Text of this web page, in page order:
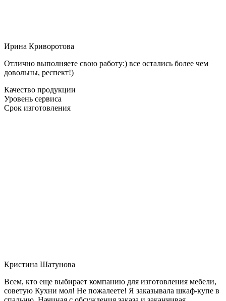
Ирина Криворотова
Отлично выполняете свою работу:) все остались более чем
довольны, респект!)
Качество продукции
Уровень сервиса
Срок изготовления
Кристина Шатунова
Всем, кто еще выбирает компанию для изготовления мебели,
советую Кухни мол! Не пожалеете! Я заказывала шкаф-купе в